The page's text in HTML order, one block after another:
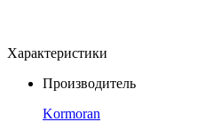
Характеристики
Производитель
Kormoran